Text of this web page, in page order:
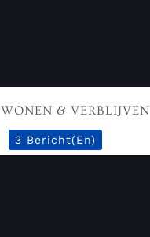
WONEN & VERBLIJVEN
3 Bericht(en)